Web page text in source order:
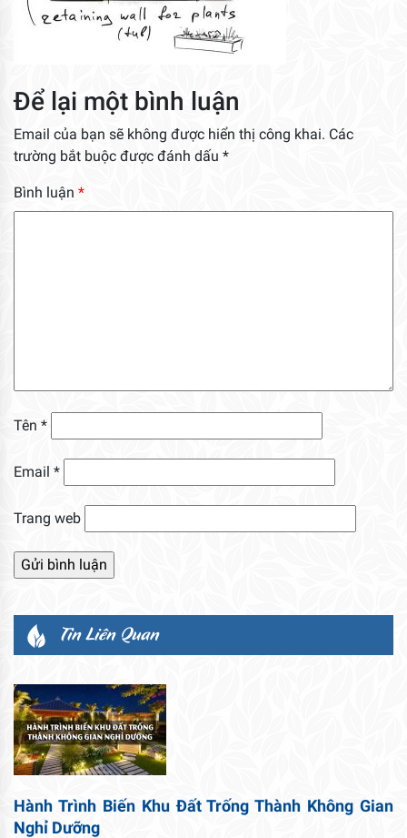
Để lại một bình luận
Email của bạn sẽ không được hiển thị công khai. Các
trường bắt buộc được đánh dấu *
Bình luận *
Tên *
Email *
Trang web
Tin Liên Quan
Hành Trình Biến Khu Đất Trống Thành Không Gian
Nghỉ Dưỡng